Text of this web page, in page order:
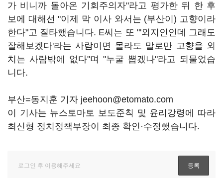
가 비니까 돌아온 기회주의자"라고 평가한 뒤 한 후
보에 대해선 "이제 막 이사 와서는 (부산이) 고향이라
한다"고 질타했습니다. E씨는 또 "'외지인인데 그래도
잘해보겠다'라는 사람이면 몰라도 말로만 고향을 외
치는 사람밖에 없다"며 "누굴 뽑겠나"라고 되물었습
니다.
부산=동지훈 기자 jeehoon@etomato.com
이 기사는 뉴스토마토 보도준칙 및 윤리강령에 따라
최신형 정치정책부장이 최종 확인·수정했습니다.